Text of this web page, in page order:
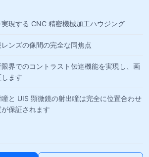
現する CNC 精密機械加工ハウジング
ンズの像間の完全な同焦点
界でのコントラスト伝達機能を実現し、画
ます
と UIS 顕微鏡の射出瞳は完全に位置合わせ
保証されます